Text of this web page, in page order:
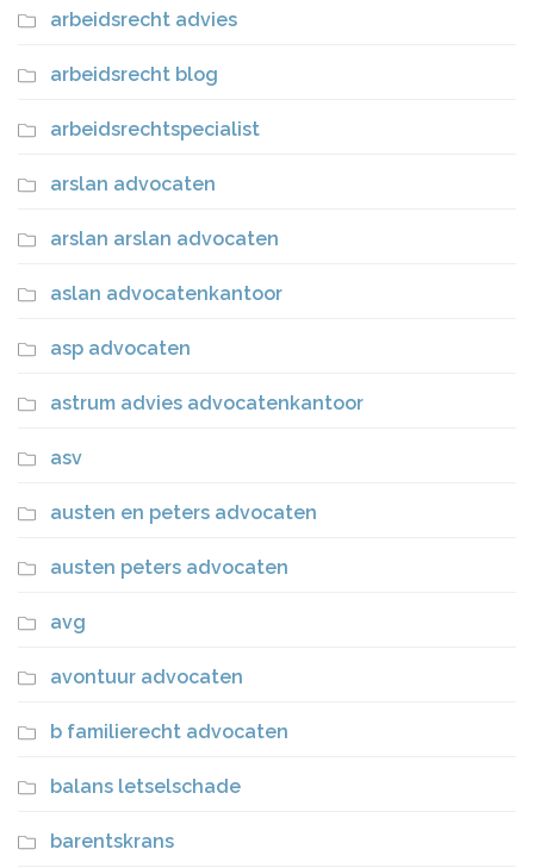
arbeidsrecht advies
arbeidsrecht blog
arbeidsrechtspecialist
arslan advocaten
arslan arslan advocaten
aslan advocatenkantoor
asp advocaten
astrum advies advocatenkantoor
asv
austen en peters advocaten
austen peters advocaten
avg
avontuur advocaten
b familierecht advocaten
balans letselschade
barentskrans